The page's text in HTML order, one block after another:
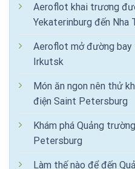
Aeroflot khai trương
Yekaterinburg đến Nha
Aeroflot mở đường bay
Irkutsk
Món ăn ngon nên thử
điện Saint Petersburg
Khám phá Quảng
Petersburg
Làm thế nào để đến